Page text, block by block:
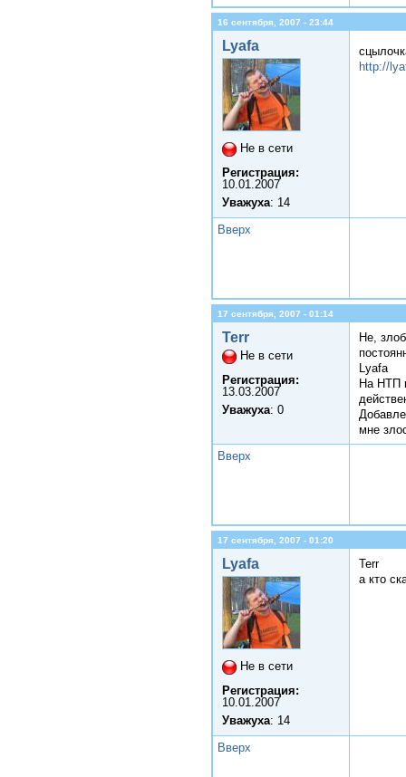
16 сентября, 2007 - 23:44
Lyafa
Не в сети
Регистрация:
10.01.2007
Уважуха: 14
http://
Вверх
17 сентября, 2007 - 01:14
Terr
Не в сети
Регистрация:
13.03.2007
Уважуха: 0
Не,
Lyafa
На НТП
мне
Вверх
17 сентября, 2007 - 01:20
Lyafa
Не в сети
Регистрация:
10.01.2007
Уважуха: 14
Terr
а кто
Вверх